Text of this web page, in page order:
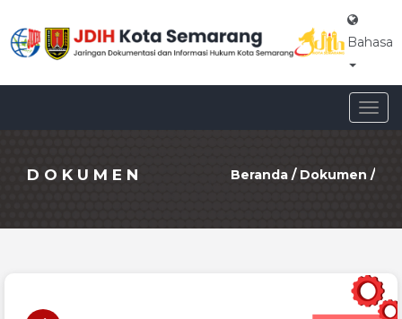
Bahasa
DOKUMEN Beranda / Dokumen /